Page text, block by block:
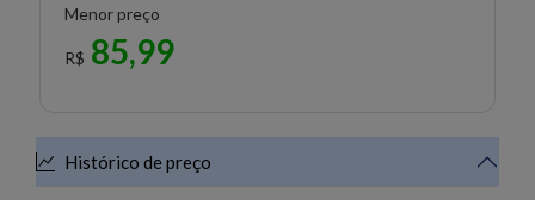
Menor preço
R$ 85,99
Histórico de preço